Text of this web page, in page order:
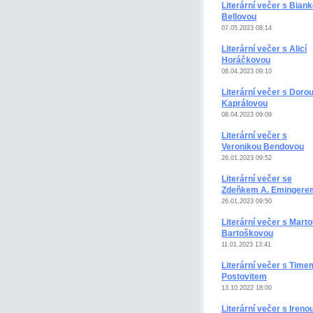
Literární večer s
Bellovou
07.05.2023 08:14
Literární večer s Alicí
Horáčkovou
08.04.2023 09:10
Literární večer s Dorou
Kaprálovou
08.04.2023 09:09
Literární večer s
Veronikou Bendovou
26.01.2023 09:52
Literární večer se
Zdeňkem A.
26.01.2023 09:50
Literární večer s
Bartoškovou
11.01.2023 13:41
Literární večer s
Postovitem
13.10.2022 18:00
Literární večer s